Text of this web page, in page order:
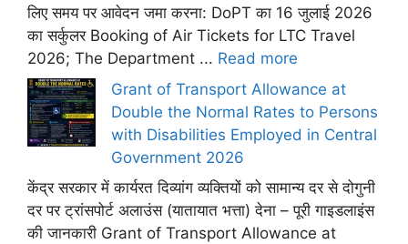
लिए समय पर आवेदन जमा करना: DoPT का 16 जुलाई 2026
का सर्कुलर Booking of Air Tickets for LTC Travel
2026; The Department ... Read more
Grant of Transport Allowance at
Double the Normal Rates to Persons
with Disabilities Employed in Central
Government 2026
केंद्र सरकार में कार्यरत दिव्यांग व्यक्तियों को सामान्य दर से दोगुनी
दर पर ट्रांसपोर्ट अलाउंस (यातायात भत्ता) देना – पूरी गाइडलाइंस
की जानकारी Grant of Transport Allowance at